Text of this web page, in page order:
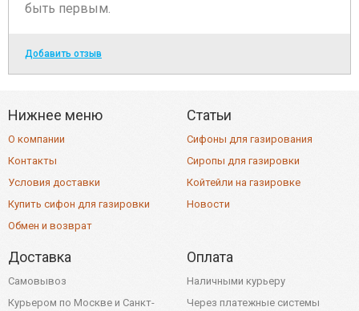
быть первым.
Добавить отзыв
Нижнее меню
О компании
Контакты
Условия доставки
Купить сифон для газировки
Обмен и возврат
Статьи
Сифоны для газирования
Сиропы для газировки
Койтейли на газировке
Новости
Доставка
Самовывоз
Курьером по Москве и Санкт-
Оплата
Наличными курьеру
Через платежные системы